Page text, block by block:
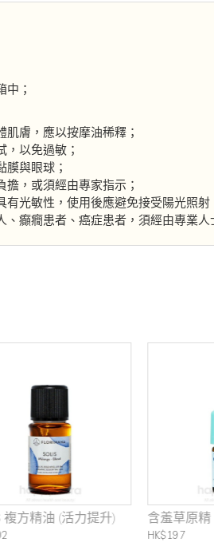
中；
膚，應以按摩油稀釋；
，以免過敏；
與眼球；
，或須經由專家指示；
光敏性，使用後應避免接受陽光照射
癲癇患者、癌症患者，須經由專業人
方精油 (活力提升) 含羞草原精
HK$197